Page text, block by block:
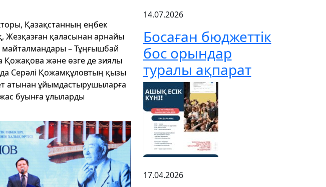
Қазақстанның еңбек
Жезқазған қаласынан арнайы
майталмандары – Тұңғышбай
және өзге де зиялы
Серәлі Қожамқұловтың қызы
атынан ұйымдастырушыларға
буынға ұлыларды
14.07.2026
Босаған бюджеттік
бос орындар
туралы ақпарат
17.04.2026